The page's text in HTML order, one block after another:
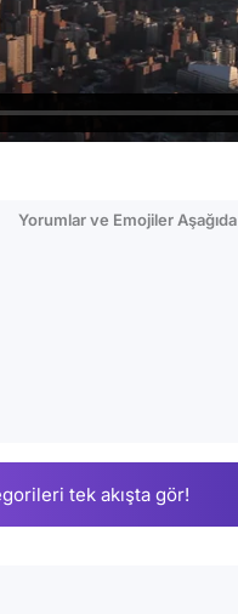
Yorumlar ve Emojiler Aşağıda
tek akışta gör!